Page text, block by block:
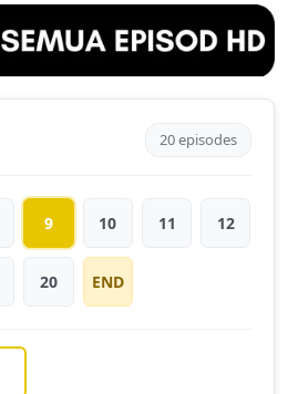
20 episodes
9 10 11 12
20 END